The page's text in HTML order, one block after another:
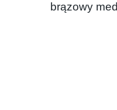
brązowy